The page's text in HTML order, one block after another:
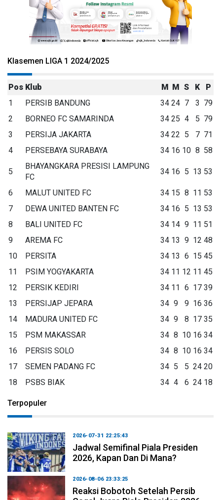
Klasemen LIGA 1 2024/2025
Pos Klub M M S K
P
1
PERSIB BANDUNG 34 24 7 3 79
2
BORNEO FC SAMARINDA 34 25 4 5 79
3
PERSIJA JAKARTA 34 22 5 7 71
4
PERSEBAYA SURABAYA 34 16 10 8 58
5
BHAYANGKARA PRESISI LAMPUNG
FC
34 16 5 13 53
6 MALUT UNITED FC 34 15 8 11 53
7
DEWA UNITED BANTEN FC 34 16 5 13 53
8
BALI UNITED FC 34 14 9 11 51
9
AREMA FC 34 13 9 12 48
10
PERSITA 34 13 6 15 45
11
PSIM YOGYAKARTA 34 11 12 11 45
12
PERSIK KEDIRI 34 11 6 17 39
13
PERSIJAP JEPARA 34 9 9 16 36
14
MADURA UNITED FC 34 9 8 17 35
15
PSM MAKASSAR 34 8 10 16 34
16
PERSIS SOLO 34 8 10 16 34
17
SEMEN PADANG FC 34 5 5 24 20
18
PSBS BIAK 34 4 6 24 18
Terpopuler
2026-07-31 22:25:43
Jadwal Semifinal Piala Presiden
2026, Kapan Dan Di Mana?
2026-08-06 23:33:25
Reaksi Bobotoh Setelah Persib